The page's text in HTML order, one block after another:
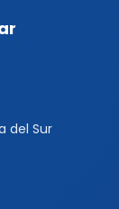
del Sur